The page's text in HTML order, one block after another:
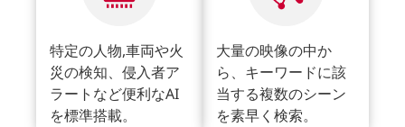
特定の人物,車両や火
災の検知、侵入者ア
ラートなど便利なAI
を標準搭載。
大量の映像の中か
ら、キーワードに該
当する複数のシーン
を素早く検索。